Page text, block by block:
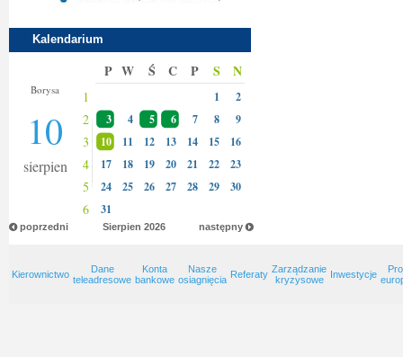
Kalendarium
Borysa
10
sierpien
P W Ś C P S N
1 1 2
2 3 4 5 6 7 8 9
3 10 11 12 13 14 15 16
4 17 18 19 20 21 22 23
5 24 25 26 27 28 29 30
6 31
poprzedni następny
Sierpien 2026
Kierownictwo
Dane
teleadresowe
Konta
bankowe
Nasze
osiagnięcia Referaty Zarządzanie
kryzysowe
Inwestycje